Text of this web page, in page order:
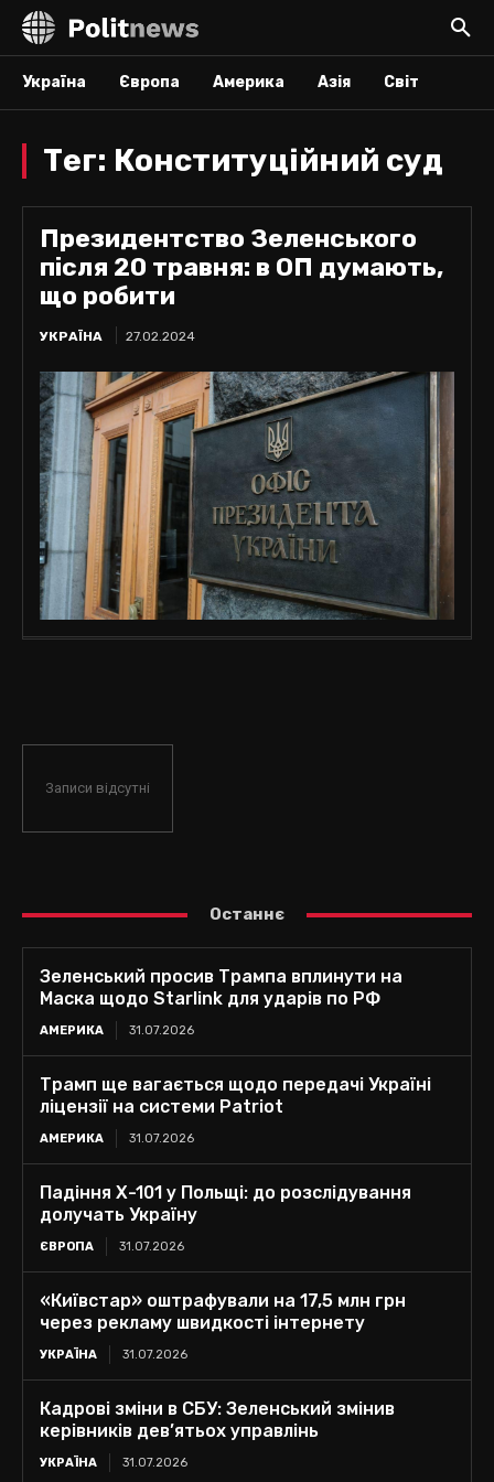
Україна Європа Америка Азія Світ
Тег: Конституційний суд
Президентство Зеленського
після 20 травня: в ОП думають,
що робити
УКРАЇНА 27.02.2024
Записи відсутні
Останнє
Зеленський просив Трампа вплинути на
Маска щодо Starlink для ударів по РФ
АМЕРИКА 31.07.2026
Трамп ще вагається щодо передачі Україні
ліцензії на системи Patriot
АМЕРИКА 31.07.2026
Падіння Х-101 у Польщі: до розслідування
долучать Україну
ЄВРОПА 31.07.2026
«Київстар» оштрафували на 17,5 млн грн
через рекламу швидкості інтернету
УКРАЇНА 31.07.2026
Кадрові зміни в СБУ: Зеленський змінив
керівників дев’ятьох управлінь
УКРАЇНА 31.07.2026